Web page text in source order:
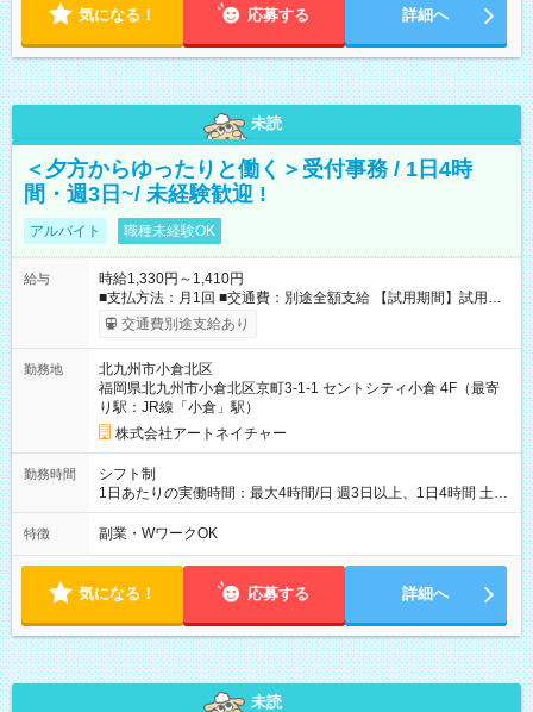
気になる！ 応募する 詳細へ
未読
＜夕方からゆったりと働く＞受付事務 / 1日4時
間・週3日~/ 未経験歓迎 !
アルバイト 職種未経験OK
給与
時給1,330円～1,410円
■支払方法：月1回 ■交通費：別途全額支給 【試用期間】試用期
間あり 試用期間の長さ：6ヶ月 雇用形態、給与は本採用時と同
じです。
交通費別途支給あり
勤務地
北九州市小倉北区
福岡県北九州市小倉北区京町3-1-1 セントシティ小倉 4F（最寄
り駅：JR線「小倉」駅）
株式会社アートネイチャー
勤務時間
シフト制
1日あたりの実働時間：最大4時間/日 週3日以上、1日4時間 土曜
や日曜のお休みも応相談 16:05～20:05 「昼間のレジの仕事とW
ワークで働きたい」 「夕食後の空いている時間を有効活用した
特徴 副業・WワークOK
気になる！ 応募する 詳細へ
未読